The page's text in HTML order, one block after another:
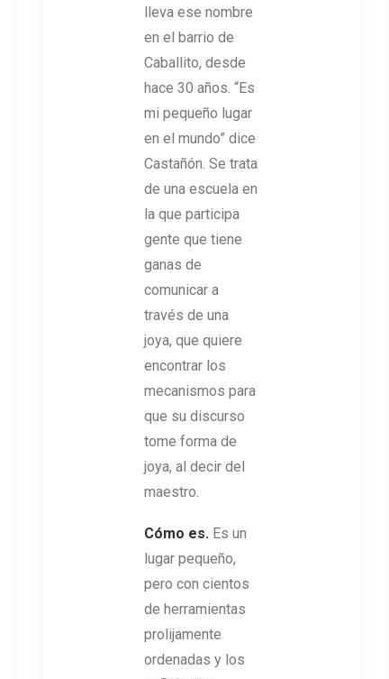
lleva ese nombre
en el barrio de
Caballito, desde
hace 30 años. “Es
mi pequeño lugar
en el mundo” dice
Castañón. Se trata
de una escuela en
la que participa
gente que tiene
ganas de
comunicar a
través de una
joya, que quiere
encontrar los
mecanismos para
que su discurso
tome forma de
joya, al decir del
maestro.
Cómo es. Es un
lugar pequeño,
pero con cientos
de herramientas
prolijamente
ordenadas y los